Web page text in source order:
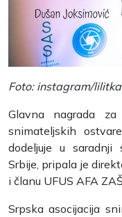
Foto: instagram/
Glavna nagrada
snimateljskih
dodeljuje u saradnji
Srbije, pripala je
i članu UFUS AFA
Srpska asocijacija